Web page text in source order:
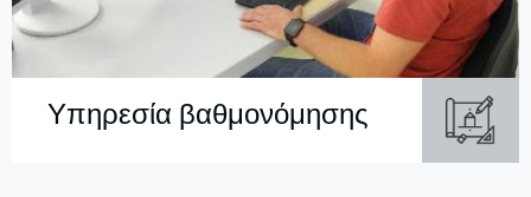
Υπηρεσία βαθμονόμησης